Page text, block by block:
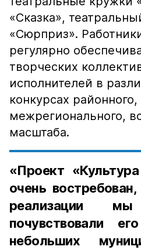
«Сказка»,
«Сюрприз».
регулярно
творческих
исполнителей в
конкурсах районного,
межрегионального,
масштаба.
«Проект
очень
реализации
почувствовали
небольших